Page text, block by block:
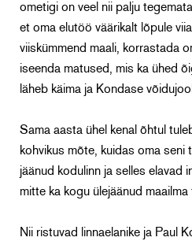
ometigi on veel nii palju
et oma elutöö väärikalt lõpule
viiskümmend maali, korrastada
iseenda matused, mis ka ühed
läheb käima ja Kondase
Sama aasta ühel kenal õhtul
kohvikus mõte, kuidas oma seni
jäänud kodulinn ja selles elavad
mitte ka kogu ülejäänud maailma
Nii ristuvad linnaelanike ja Paul